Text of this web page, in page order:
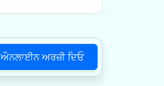
ਔਨਲਾਈਨ ਅਰਜ਼ੀ ਦਿਓ